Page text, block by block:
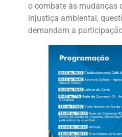
o combate às mudanças
injustiça ambiental,
demandam a